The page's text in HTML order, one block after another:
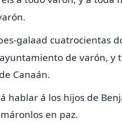
galaad cuatrocientas
de varón, y
Canaán.
hablar á los hijos de
en paz.